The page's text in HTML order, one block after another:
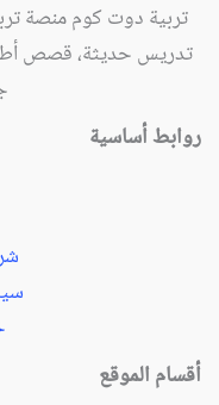
تربية دوت كوم منصة
تدريس حديثة، قصص
روابط أساسية
أقسام الموقع